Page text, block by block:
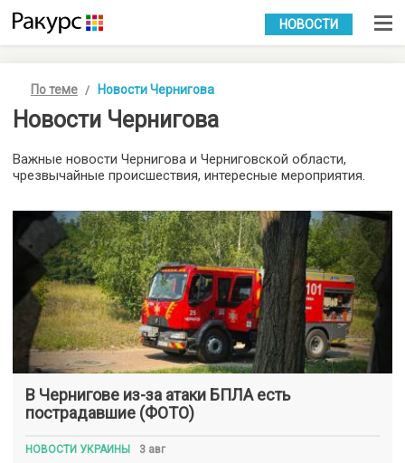
УКР РУС
НОВОСТИ
По теме Новости Чернигова
Новости Чернигова
Важные новости Чернигова и Черниговской области,
чрезвычайные происшествия, интересные мероприятия.
В Чернигове из-за атаки БПЛА есть
пострадавшие (ФОТО)
НОВОСТИ УКРАИНЫ 3 авг